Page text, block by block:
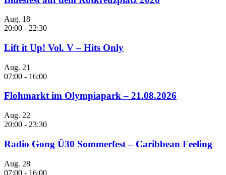
Aug. 18
20:00 - 22:30
Lift it Up! Vol. V – Hits Only
Aug. 21
07:00 - 16:00
Flohmarkt im Olympiapark – 21.08.2026
Aug. 22
20:00 - 23:30
Radio Gong Ü30 Sommerfest – Caribbean Feeling
Aug. 28
07:00 - 16:00